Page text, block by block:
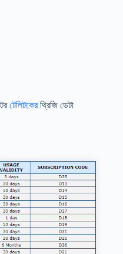
টেলিটকেরথ্রিজি ডেটা